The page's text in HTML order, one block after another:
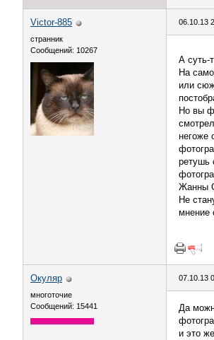
Victor-885
странник
Сообщений: 10267
06.10.13
А суть-
На
или
Но вы
негоже
ретушь
Жанны
Не
мнение
Окуляр
многоточие
Сообщений: 15441
07.10.13
Да
и это